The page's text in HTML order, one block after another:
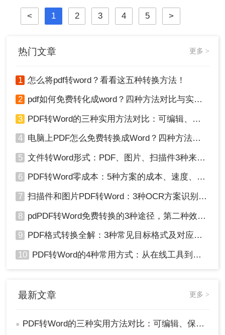
PDF转换成PPT的高效方法。
< 1 2 3 4 5 >
热门文章 更多 >
1 怎么将pdf转word？看看这五种转换方法！
2 pdf如何免费转化成word？四种方法对比与实操指南（附详细表格）
3 PDF转Word的三种实用方法对比：可编辑、保格式、避风险！
4 电脑上PDF怎么免费转换成Word？四种方法对比与实操指南（附详细表格）!
5 文件转Word形式：PDF、图片、扫描件3种来源分别怎么处理！
6 PDF转Word零成本：5种方案的成本、速度、精度对比！
7 扫描件和图片PDF转Word：3种OCR方案识别率实测！
8 pdPDF转Word免费转换的3种途径，第二种效率最高！
9 PDF格式转换全解：3种常见目标格式及对应操作方法！
10 PDF转Word的4种常用方式：从在线工具到桌面软件全梳理！
最新文章 更多 >
● PDF转Word的三种实用方法对比：可编辑、保格式、避风险！